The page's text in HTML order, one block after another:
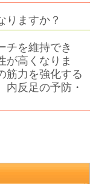
りますか？
チを維持でき
が高くなりま
筋力を強化する
内反足の予防・